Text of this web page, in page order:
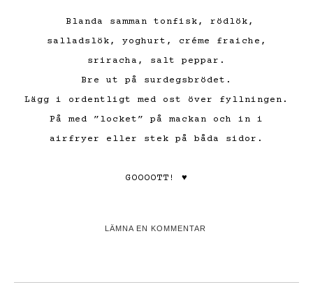
Blanda samman tonfisk, rödlök,
salladslök, yoghurt, créme fraiche,
sriracha, salt peppar.
Bre ut på surdegsbrödet.
Lägg i ordentligt med ost över fyllningen.
På med ”locket” på mackan och in i
airfryer eller stek på båda sidor.
GOOOOTT! ♥
LÄMNA EN KOMMENTAR